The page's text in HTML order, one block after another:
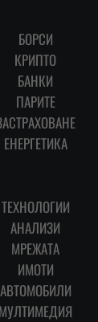
БОРСИ
КРИПТО
БАНКИ
ПАРИТЕ
ЕНЕРГЕТИКА
ТЕХНОЛОГИИ
АНАЛИЗИ
МРЕЖАТА
ИМОТИ
АВТОМОБИЛИ
МУЛТИМЕДИЯ